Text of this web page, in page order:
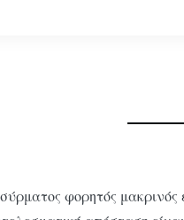
φορητός μακρινός